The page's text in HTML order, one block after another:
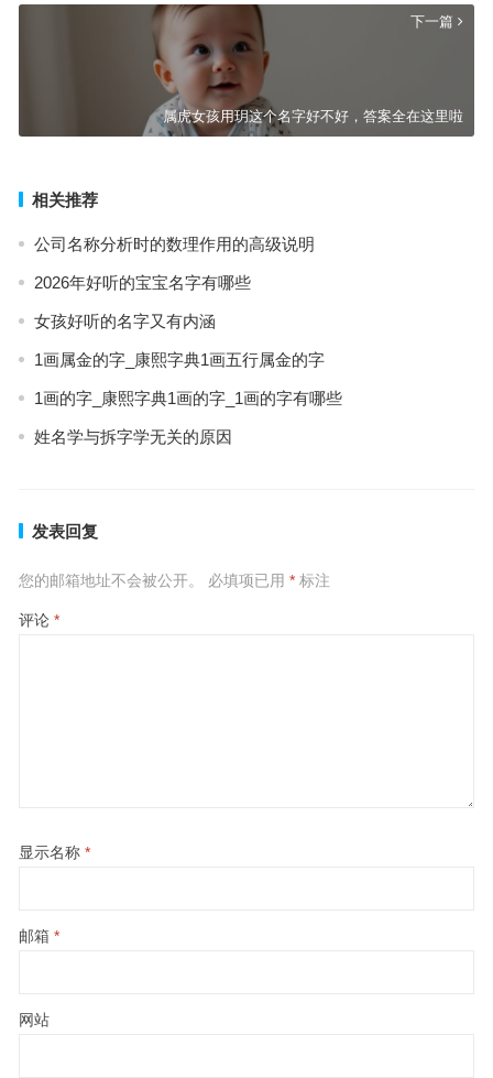
下一篇
属虎女孩用玥这个名字好不好，答案全在这里啦
相关推荐
公司名称分析时的数理作用的高级说明
2026年好听的宝宝名字有哪些
女孩好听的名字又有内涵
1画属金的字_康熙字典1画五行属金的字
1画的字_康熙字典1画的字_1画的字有哪些
姓名学与拆字学无关的原因
发表回复
您的邮箱地址不会被公开。 必填项已用 *标注
评论 *
显示名称 *
邮箱 *
网站